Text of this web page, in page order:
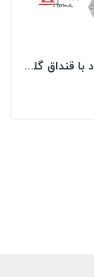
سرویس خواب نوزاد با قنداق گلدوزی مادرکر...